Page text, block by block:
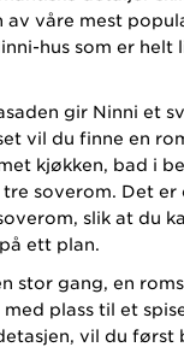
av våre mest
hus som er helt
gir Ninni et
vil du finne en
kjøkken, bad i
soverom. Det er
slik at du
ett plan.
stor gang, en
plass til et
vil du først